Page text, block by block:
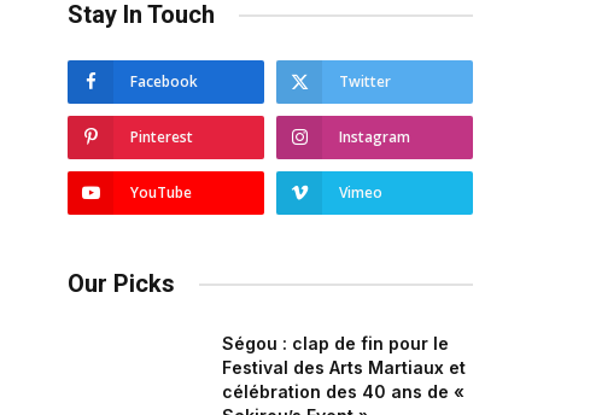
Stay In Touch
Facebook Twitter
Pinterest Instagram
YouTube Vimeo
Our Picks
Ségou : clap de fin pour le
Festival des Arts Martiaux et
célébration des 40 ans de «